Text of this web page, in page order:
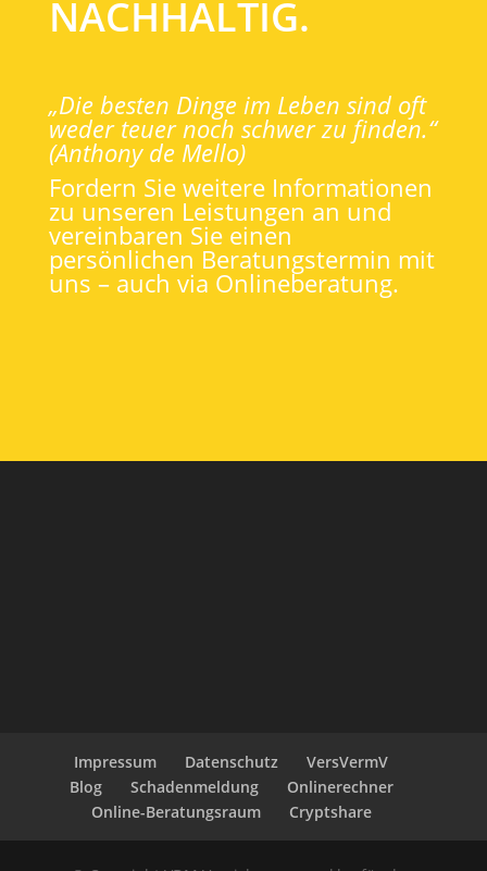
NACHHALTIG.
„Die besten Dinge im Leben sind oft
weder teuer noch schwer zu finden.“
(Anthony de Mello)
Fordern Sie weitere Informationen
zu unseren Leistungen an und
vereinbaren Sie einen
persönlichen Beratungstermin mit
uns – auch via Onlineberatung.
Impressum Datenschutz
VersVermV
Blog
Schadenmeldung
Onlinerechner
Online-Beratungsraum
Cryptshare